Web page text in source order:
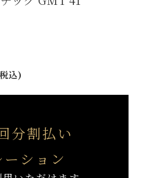
込)
分割払い
ション